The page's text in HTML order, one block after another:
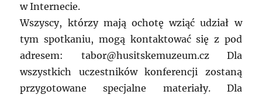
w Internecie.
Wszyscy, którzy mają ochotę wziąć udział w
tym spotkaniu, mogą kontaktować się z pod
adresem: tabor@husitskemuzeum.cz Dla
wszystkich uczestników konferencji zostaną
przygotowane specjalne materiały. Dla